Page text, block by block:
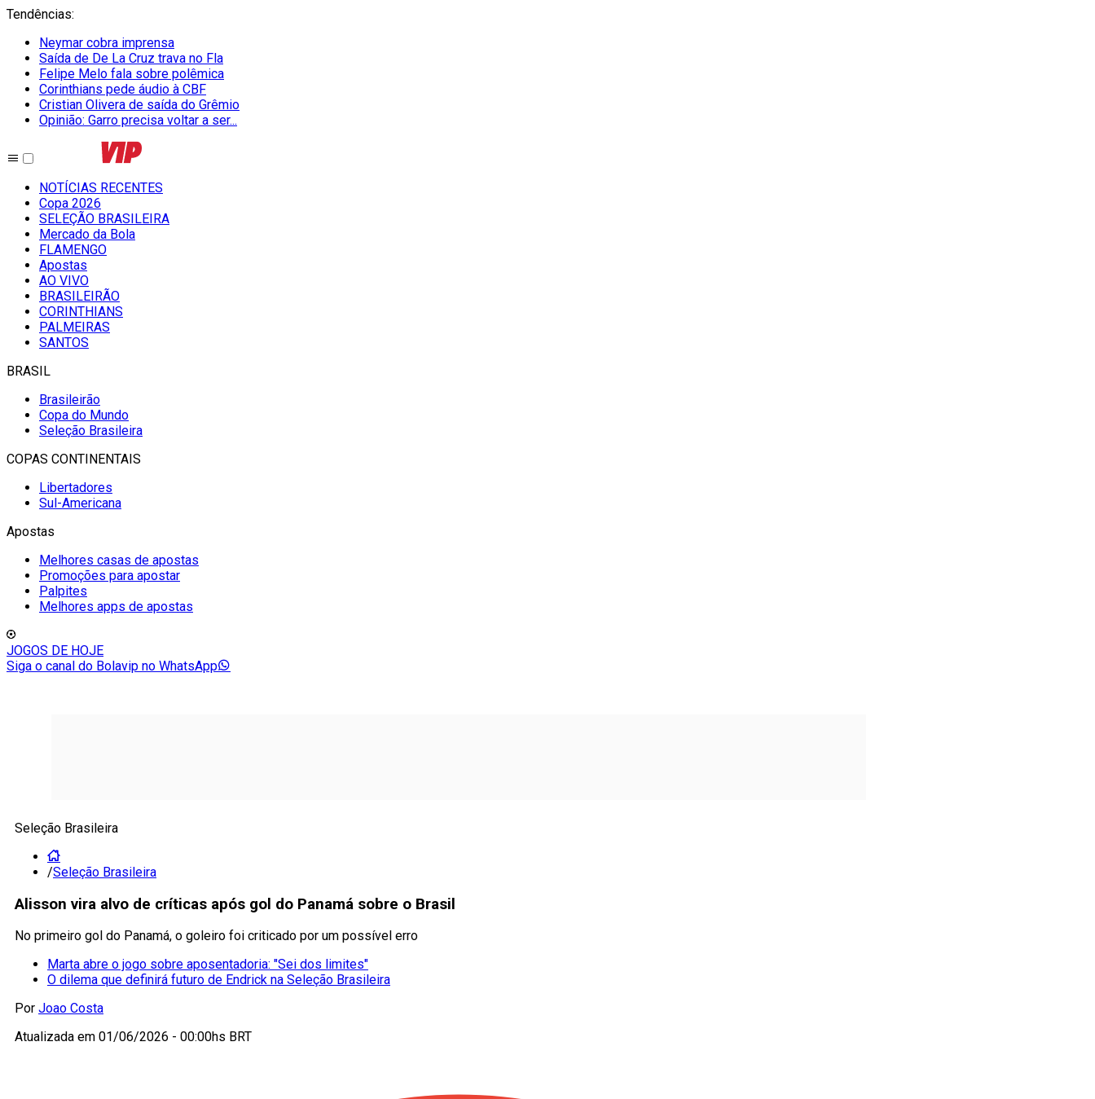
Tendências:
Neymar cobra imprensa
Saída de De La Cruz trava no Fla
Felipe Melo fala sobre polêmica
Corinthians pede áudio à CBF
Cristian Olivera de saída do Grêmio
Opinião: Garro precisa voltar a ser...
NOTÍCIAS RECENTES
Copa 2026
SELEÇÃO BRASILEIRA
Mercado da Bola
FLAMENGO
Apostas
AO VIVO
BRASILEIRÃO
CORINTHIANS
PALMEIRAS
SANTOS
BRASIL
Brasileirão
Copa do Mundo
Seleção Brasileira
COPAS CONTINENTAIS
Libertadores
Sul-Americana
Apostas
Melhores casas de apostas
Promoções para apostar
Palpites
Melhores apps de apostas
JOGOS DE HOJE
Siga o canal do Bolavip no WhatsApp
Seleção Brasileira
/Seleção Brasileira
Alisson vira alvo de críticas após gol do Panamá sobre o Brasil
No primeiro gol do Panamá, o goleiro foi criticado por um possível erro
Marta abre o jogo sobre aposentadoria: "Sei dos limites"
O dilema que definirá futuro de Endrick na Seleção Brasileira
Por Joao Costa
Atualizada em 01/06/2026 - 00:00hs BRT